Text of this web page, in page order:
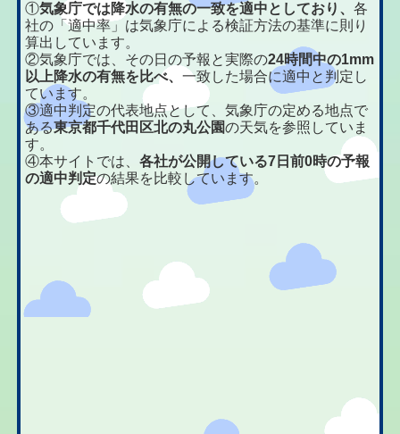
①気象庁では降水の有無の一致を適中としており、各
社の「適中率」は気象庁による検証方法の基準に則り
算出しています。
②気象庁では、その日の予報と実際の24時間中の1mm
以上降水の有無を比べ、一致した場合に適中と判定し
ています。
③適中判定の代表地点として、気象庁の定める地点で
ある東京都千代田区北の丸公園の天気を参照していま
す。
④本サイトでは、各社が公開している7日前0時の予報
の適中判定の結果を比較しています。